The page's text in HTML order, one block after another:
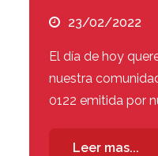
23/02/2022
El día de hoy
nuestra
0122 emitida por
Leer mas...